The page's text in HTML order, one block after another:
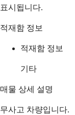
표시됩니다.
적재함 정보
적재함 정보
기타
매물 상세 설명
무사고 차량입니다.